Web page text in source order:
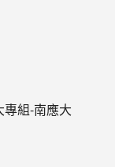
組-南應大